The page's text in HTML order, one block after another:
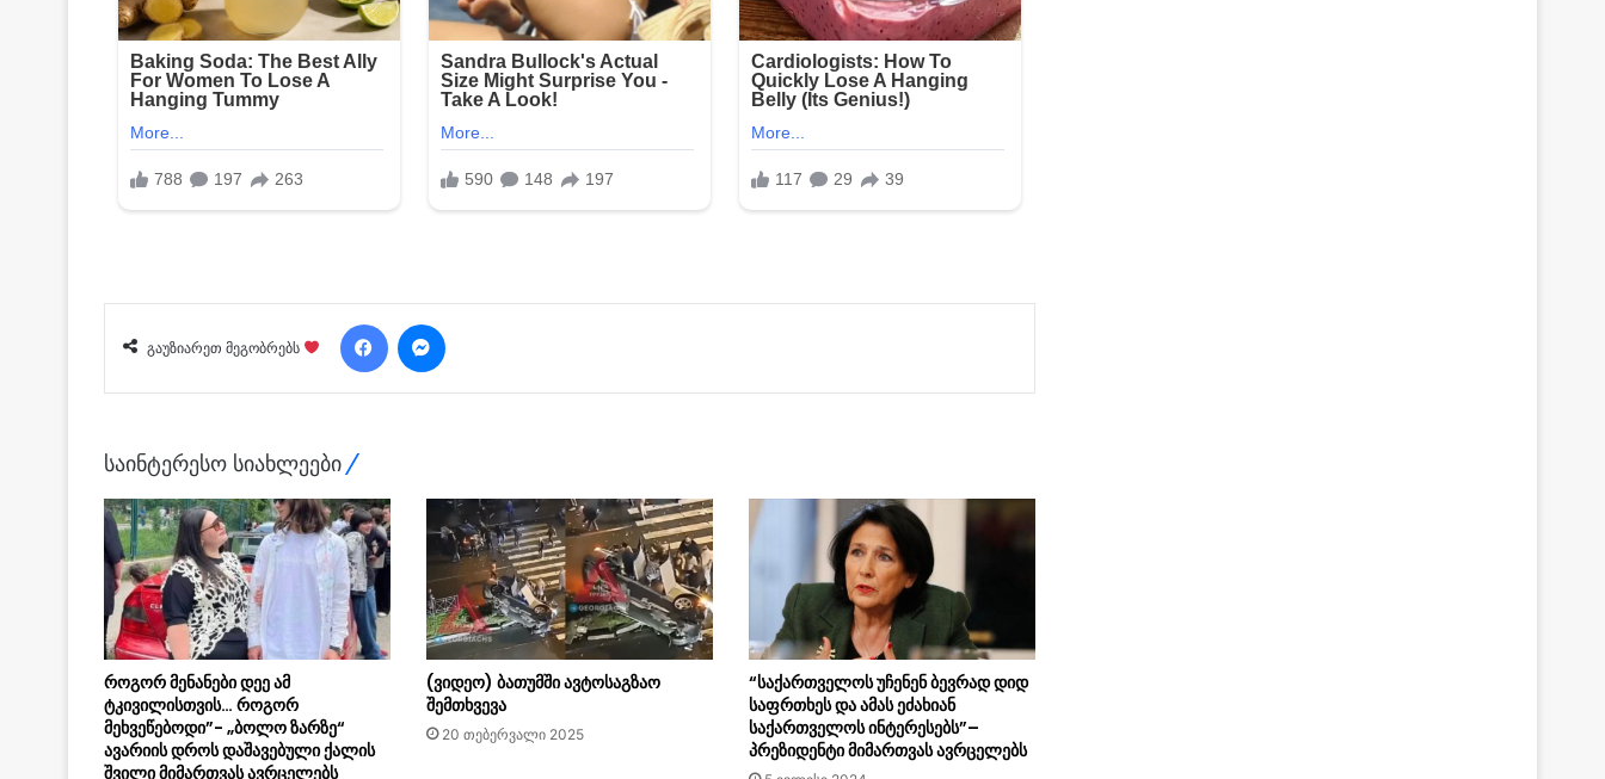
გაუზიარეთ მეგობრებს
Facebook
საინტერესო სიახლეები
როგორ მენანები დეე ამ
ტკივილისთვის… როგორ
მეხვეწებოდი”- „ბოლო ზარზე“
ავარიის დროს დაშავებული ქალის
შვილი მიმართვას ავრცელებს
(ვიდეო) ბათუმში ავტოსაგზაო
შემთხვევა
20 თებერვალი 2025
“საქართველოს უჩენენ ბევრად დიდ
საფრთხეს და ამას ეძახიან
საქართველოს ინტერესებს”–
პრეზიდენტი მიმართვას ავრცელებს